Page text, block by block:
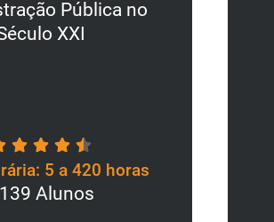
Nova Lei de Licitações